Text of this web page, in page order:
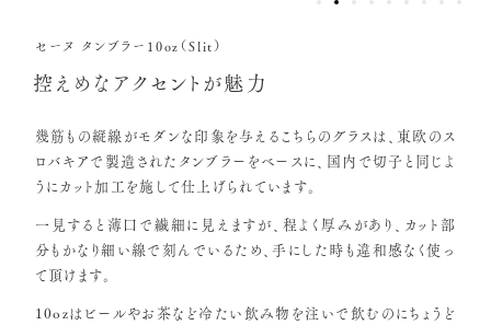
セーヌ タンブラー10oz（Slit）
控えめなアクセントが魅力
幾筋もの縦線がモダンな印象を与えるこちらのグラスは、東欧のス
ロバキアで製造されたタンブラーをベースに、国内で切子と同じよ
うにカット加工を施して仕上げられています。
一見すると薄口で繊細に見えますが、程よく厚みがあり、カット部
分もかなり細い線で刻んでいるため、手にした時も違和感なく使っ
て頂けます。
10ozはビールやお茶など冷たい飲み物を注いで飲むのにちょうど